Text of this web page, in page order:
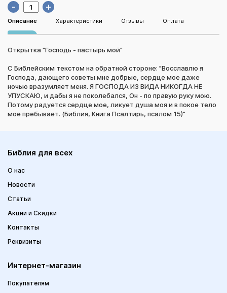
- +
Описание Характеристики Отзывы Оплата
Открытка "Господь - пастырь мой"
С Библейским текстом на обратной стороне: "Восславлю я
Господа, дающего советы мне добрые, сердце мое даже
ночью вразумляет меня. Я ГОСПОДА ИЗ ВИДА НИКОГДА НЕ
УПУСКАЮ, и дабы я не поколебался, Он - по правую руку мою.
Потому радуется сердце мое, ликует душа моя и в покое тело
мое пребывает. (Библия, Книга Псалтирь, псалом 15)"
Библия для всех
О нас
Новости
Статьи
Акции и Скидки
Контакты
Реквизиты
Интернет-магазин
Покупателям